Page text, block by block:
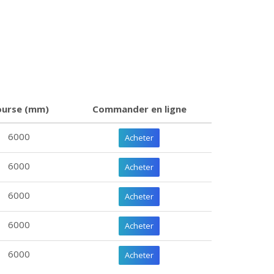
(mm) Commander en ligne
6000 Acheter
6000 Acheter
6000 Acheter
6000 Acheter
6000 Acheter